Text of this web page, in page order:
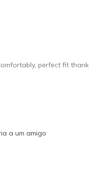
perfect fit thank
a um amigo